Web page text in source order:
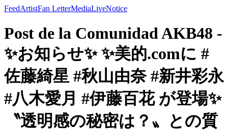
FeedArtistFan LetterMediaLiveNotice
Post de la Comunidad AKB48 -
✨お知らせ✨ ✨美的.comに #
佐藤綺星 #秋山由奈 #新井彩永
#八木愛月 #伊藤百花 が登場✨
〝透明感の秘密は？〟との質